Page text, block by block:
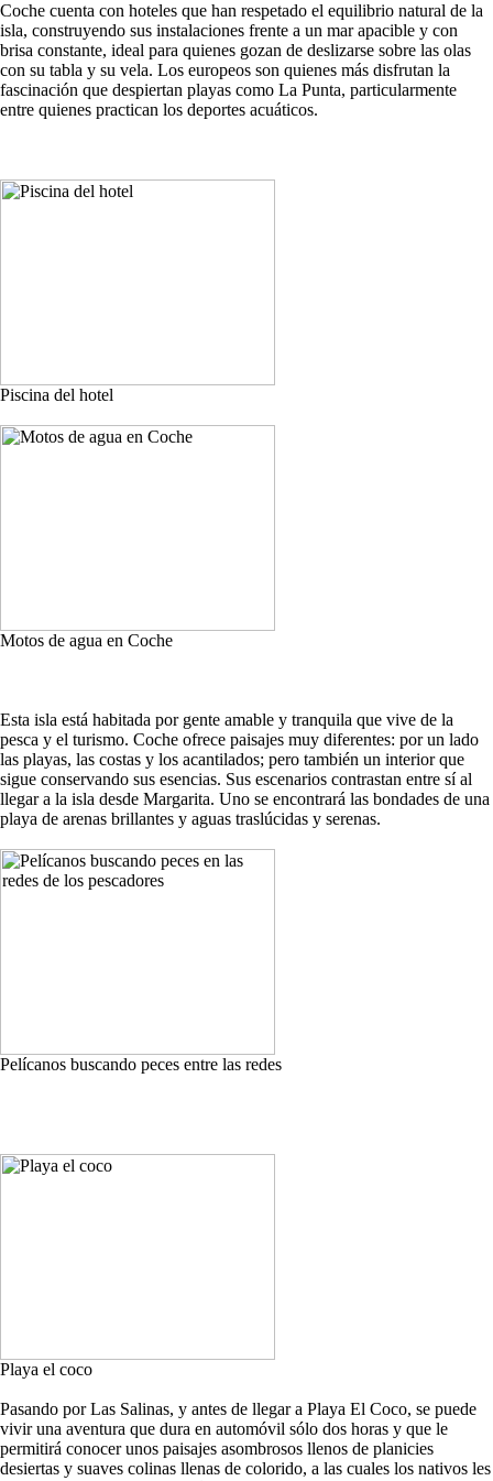
Coche cuenta con hoteles que han respetado el equilibrio natural de la
isla, construyendo sus instalaciones frente a un mar apacible y con
brisa constante, ideal para quienes gozan de deslizarse sobre las olas
con su tabla y su vela. Los europeos son quienes más disfrutan la
fascinación que despiertan playas como La Punta, particularmente
entre quienes practican los deportes acuáticos.
Piscina del hotel
Motos de agua en Coche
Esta isla está habitada por gente amable y tranquila que vive de la
pesca y el turismo. Coche ofrece paisajes muy diferentes: por un lado
las playas, las costas y los acantilados; pero también un interior que
sigue conservando sus esencias. Sus escenarios contrastan entre sí al
llegar a la isla desde Margarita. Uno se encontrará las bondades de una
playa de arenas brillantes y aguas traslúcidas y serenas.
Pelícanos buscando peces entre las redes
Playa el coco
Pasando por Las Salinas, y antes de llegar a Playa El Coco, se puede
vivir una aventura que dura en automóvil sólo dos horas y que le
permitirá conocer unos paisajes asombrosos llenos de planicies
desiertas y suaves colinas llenas de colorido, a las cuales los nativos les